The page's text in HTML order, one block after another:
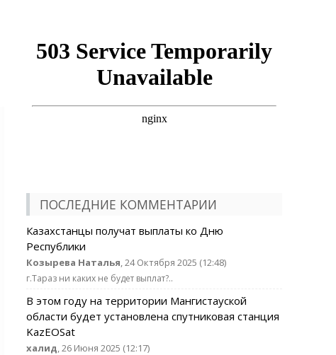
ПОСЛЕДНИЕ КОММЕНТАРИИ
Казахстанцы получат выплаты ко Дню
Республики
Козырева Наталья, 24 Октября 2025 (12:48)
г.Тараз ни каких не будет выплат?..
В этом году на территории Мангистауской
области будет установлена спутниковая станция
KazEOSat
халид, 26 Июня 2025 (12:17)